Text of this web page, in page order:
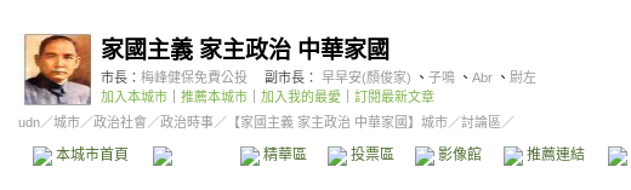
家國主義 家主政治 中華家國
市長： 梅峰健保免費公投 副市長： 早早安(顏俊家) 、 子鳴 、 Abr 、 尉左
加入本城市
推薦本城市 加入我的最愛
訂閱最新文章
udn／城市／政治社會 ／政治時事／ 【家國主義 家主政治 中華家國】城市／討論區／
本城市首頁 精華區 投票區 影像館 推薦連結